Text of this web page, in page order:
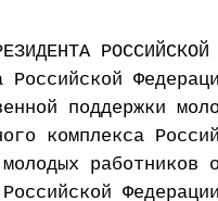
Российской
поддержки
комплекса
работников
Российской